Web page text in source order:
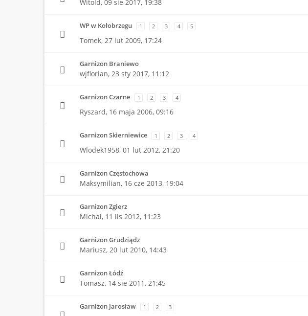
Witold, 09 sie 2017, 19:38
WP w Kołobrzegu 1 2 3 4 5
Tomek, 27 lut 2009, 17:24
Garnizon Braniewo
wjflorian, 23 sty 2017, 11:12
Garnizon Czarne 1 2 3 4
Ryszard, 16 maja 2006, 09:16
Garnizon Skierniewice 1 2 3 4
Wlodek1958, 01 lut 2012, 21:20
Garnizon Częstochowa
Maksymilian, 16 cze 2013, 19:04
Garnizon Zgierz
Michał, 11 lis 2012, 11:23
Garnizon Grudziądz
Mariusz, 20 lut 2010, 14:43
Garnizon Łódź
Tomasz, 14 sie 2011, 21:45
Garnizon Jarosław 1 2 3